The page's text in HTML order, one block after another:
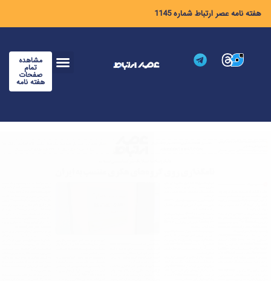
هفته نامه عصر ارتباط شماره 1145
مشاهده
تمام
صفحات
هفته نامه